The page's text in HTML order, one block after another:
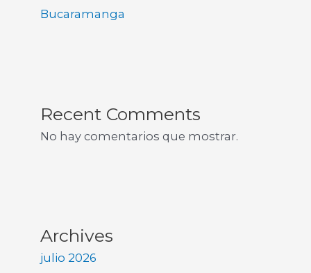
Bucaramanga
Recent Comments
No hay comentarios que mostrar.
Archives
julio 2026